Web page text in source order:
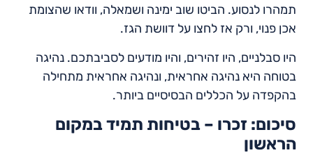
תמהרו לנסוע. הביטו שוב ימינה ושמאלה, וודאו שהצומת
אכן פנוי, ורק אז לחצו על דוושת הגז.
היו סבלניים, היו זהירים, והיו מודעים לסביבתכם. נהיגה
בטוחה היא נהיגה אחראית, ונהיגה אחראית מתחילה
בהקפדה על הכללים הבסיסיים ביותר.
סיכום: זכרו – בטיחות תמיד במקום
הראשון